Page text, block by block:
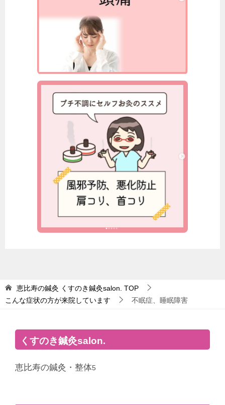
恵比寿の鍼灸 くすのき鍼灸salon. TOP
こんな症状の方が来院しています
不眠症、睡眠障害
くすのき鍼灸salon.
恵比寿の鍼灸・整体5